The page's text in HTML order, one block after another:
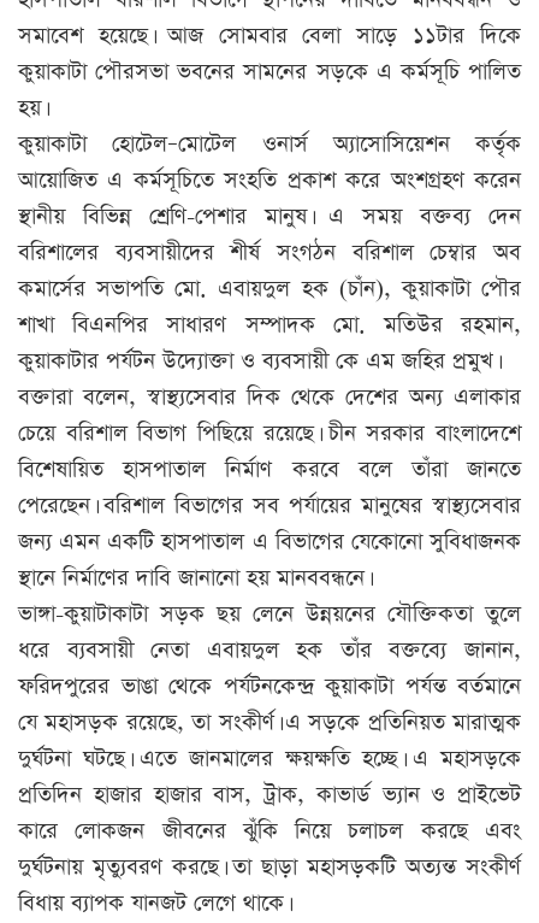
সমাবেশ হয়েছে। আজ সোমবার বেলা সাড়ে ১১টার দিকে
কুয়াকাটা পৌরসভা ভবনের সামনের সড়কে এ কর্মসূচি পালিত
হয়।
কুয়াকাটা হোটেল–মোটেল ওনার্স অ্যাসোসিয়েশন কর্তৃক
আয়োজিত এ কর্মসূচিতে সংহতি প্রকাশ করে অংশগ্রহণ করেন
স্থানীয় বিভিন্ন শ্রেণি-পেশার মানুষ। এ সময় বক্তব্য দেন
বরিশালের ব্যবসায়ীদের শীর্ষ সংগঠন বরিশাল চেম্বার অব
কমার্সের সভাপতি মো. এবায়দুল হক (চাঁন), কুয়াকাটা পৌর
শাখা বিএনপির সাধারণ সম্পাদক মো. মতিউর রহমান,
কুয়াকাটার পর্যটন উদ্যোক্তা ও ব্যবসায়ী কে এম জহির প্রমুখ।
বক্তারা বলেন, স্বাস্থ্যসেবার দিক থেকে দেশের অন্য এলাকার
চেয়ে বরিশাল বিভাগ পিছিয়ে রয়েছে। চীন সরকার বাংলাদেশে
বিশেষায়িত হাসপাতাল নির্মাণ করবে বলে তাঁরা জানতে
পেরেছেন। বরিশাল বিভাগের সব পর্যায়ের মানুষের স্বাস্থ্যসেবার
জন্য এমন একটি হাসপাতাল এ বিভাগের যেকোনো সুবিধাজনক
স্থানে নির্মাণের দাবি জানানো হয় মানববন্ধনে।
ভাঙ্গা-কুয়াটাকাটা সড়ক ছয় লেনে উন্নয়নের যৌক্তিকতা তুলে
ধরে ব্যবসায়ী নেতা এবায়দুল হক তাঁর বক্তব্যে জানান,
ফরিদপুরের ভাঙা থেকে পর্যটনকেন্দ্র কুয়াকাটা পর্যন্ত বর্তমানে
যে মহাসড়ক রয়েছে, তা সংকীর্ণ। এ সড়কে প্রতিনিয়ত মারাত্মক
দুর্ঘটনা ঘটছে। এতে জানমালের ক্ষয়ক্ষতি হচ্ছে। এ মহাসড়কে
প্রতিদিন হাজার হাজার বাস, ট্রাক, কাভার্ড ভ্যান ও প্রাইভেট
কারে লোকজন জীবনের ঝুঁকি নিয়ে চলাচল করছে এবং
দুর্ঘটনায় মৃত্যুবরণ করছে। তা ছাড়া মহাসড়কটি অত্যন্ত সংকীর্ণ
বিধায় ব্যাপক যানজট লেগে থাকে।